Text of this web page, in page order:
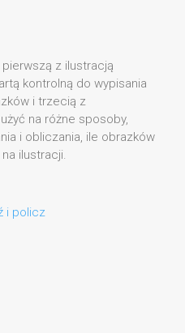
pierwszą z ilustracją
kontrolną do wypisania
i trzecią z
na różne sposoby,
i obliczania, ile obrazków
ilustracji.
i policz